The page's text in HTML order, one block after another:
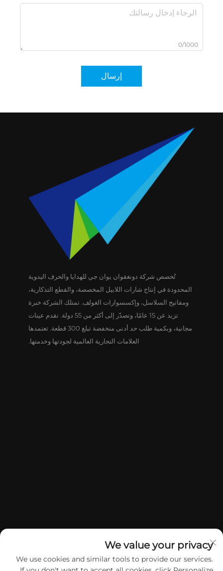
0/1000
إرسال
تُخصص شركة دونغقوان يوان جي للهدايا والحرف اليدوية
المحدودة في إنتاج شارات اللابيل المخصصة، والقطع التذكارية،
ومفاتيح السلاسل، وإكسسوارات الغولف. تمتلك الشركة خبرة
تزيد عن 15 عامًا، وتصدّر إلى أكثر من 55 دولة. نقدم عينات
مجانية، وبكمية طلب حد أدنى منخفضة تبلغ 300 قطعة. تعتمدها
العلامات التجارية العالمية لجودتها وخدمتها.
We value your privacy
We use cookies and similar tools to provide our services.